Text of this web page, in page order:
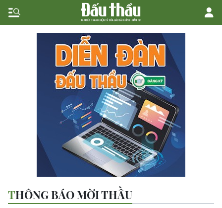
THÔNG BÁO MỜI THẦU